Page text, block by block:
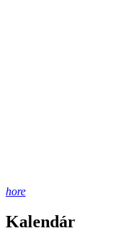
hore
Kalendár